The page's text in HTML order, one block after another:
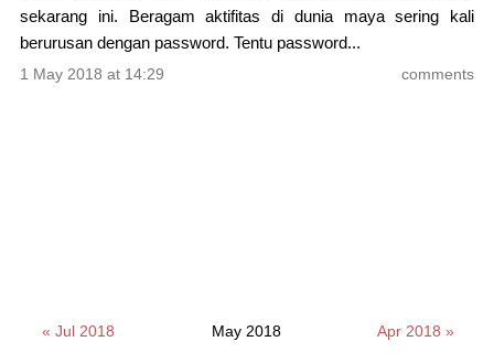
sekarang ini. Beragam aktifitas di dunia maya sering kali
berurusan dengan password. Tentu password...
comments
1 May 2018 at 14:29
« Jul 2018 May 2018 Apr 2018 »